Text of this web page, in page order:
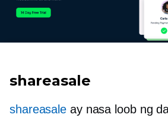
shareasale
shareasale ay nasa loob ng